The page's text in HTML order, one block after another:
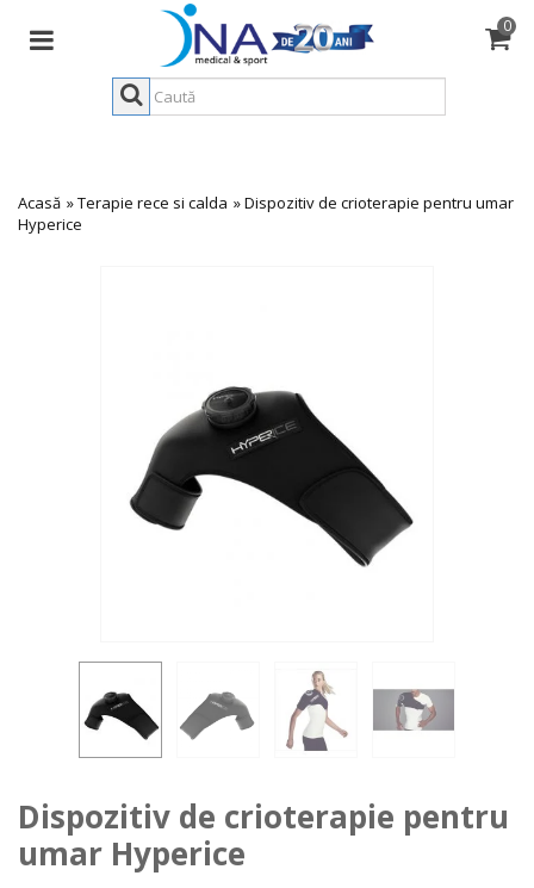
0
Acasă »Terapie rece si calda »Dispozitiv de crioterapie pentru umar
Hyperice
Dispozitiv de crioterapie pentru
umar Hyperice